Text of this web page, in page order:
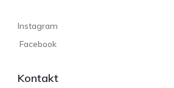
Instagram
Facebook
Kontakt